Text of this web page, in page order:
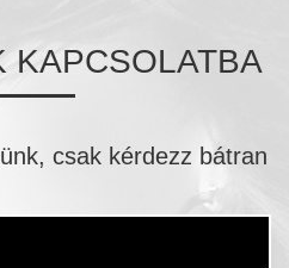
KAPCSOLATBA
csak kérdezz bátran